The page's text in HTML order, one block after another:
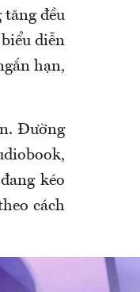
tăng đều
diễn
hạn,
Đường
kéo
cách